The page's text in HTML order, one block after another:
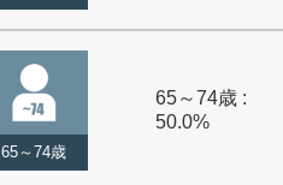
65～74歳
65～74歳 :
50.0%